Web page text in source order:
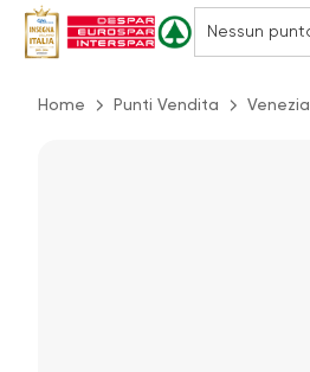
Home Punti Vendita Venezia